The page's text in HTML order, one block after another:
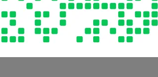
採冷藏低溫配送